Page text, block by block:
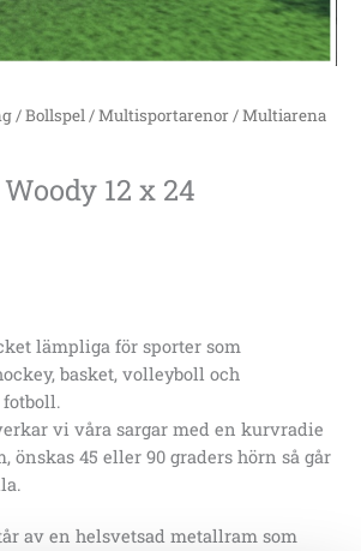
/Bollspel/Multisportarenor/ Multiarena
12 x 24
lämpliga för sporter som
basket, volleyboll och
vi våra sargar med en kurvradie
önskas 45 eller 90 graders hörn så går
av en helsvetsad metallram som